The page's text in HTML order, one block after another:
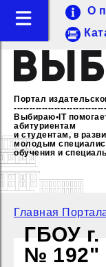
Портал
Выбираю•IT
абитуриентам
и студентам, в
молодым
обучения и
О
Главная
ГБОУ
№ 192"